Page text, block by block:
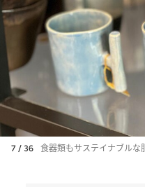
7 / 36 食器類もサステイナブルな